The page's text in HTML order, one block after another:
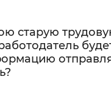
старую